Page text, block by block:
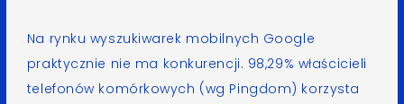
Na rynku wyszukiwarek mobilnych Google
praktycznie nie ma konkurencji. 98,29% właścicieli
telefonów komórkowych (wg Pingdom) korzysta